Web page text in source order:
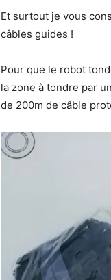
Et surtout je vous
câbles guides !
Pour que le robot
la zone à tondre par
de 200m de câble